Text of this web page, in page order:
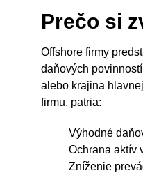
Prečo si
Offshore firmy
daňových
alebo krajina
firmu, patria:
Výhodné
Ochrana aktív
Zníženie